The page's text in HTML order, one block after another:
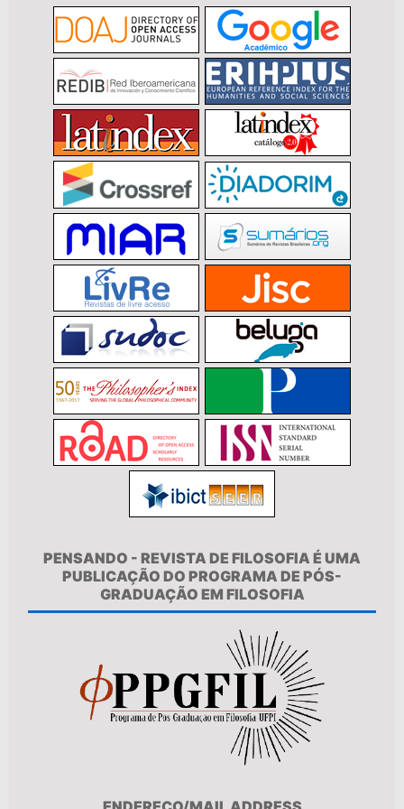
PENSANDO - REVISTA DE FILOSOFIA É UMA
PUBLICAÇÃO DO PROGRAMA DE PÓS-
GRADUAÇÃO EM FILOSOFIA